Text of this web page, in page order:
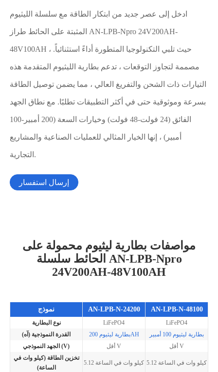
ادخل إلى عصر جديد من ابتكار الطاقة مع سلسلة الليثيوم
المثبتة على الحائط طراز AN-LPB-Npro 24V200AH-
48V100AH ، حيث تلبي التكنولوجيا المتطورة أداءً استثنائياً.
مصممة لتجاوز التوقعات ، تدعم بطارية الليثيوم المتقدمة هذه
التيارات ذات الشحن والتفريغ العالي ، مما يضمن توصيل الطاقة
بسرعة وموثوقية حتى في أكثر التطبيقات تطلبًا. مع نطاق الجهد
الفائق (24 فولت-48 فولت) وخيارات السعة (200 أمبير-100
أمبير) ، إنها الخيار المثالي للعمليات الصناعية والمشاريع
التجارية.
إرسال استفسار
مواصفات بطارية ليثيوم محمولة على
الحائط سلسلة AN-LPB-Npro
24V200AH-48V100AH
نموذج AN-LPB-N-24200 AN-LPB-N-48100
نوع البطارية LiFePO4
LiFePO4
القدرة النموذجية (آه)
بطارية ليثيوم 200AH
بطارية ليثيوم 100 أمبير
الجهد النموذجي (V)
أقل V
أقل V
تخزين الطاقة (كيلو وات في
الساعة)
5.12 كيلو وات في الساعة 5.12 كيلو وات في الساعة